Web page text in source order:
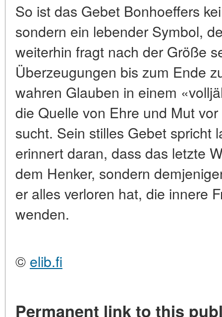
So ist das Gebet Bonhoeffers
sondern ein lebender Symbol,
weiterhin fragt nach der Größe
Überzeugungen bis zum Ende
wahren Glauben in einem
die Quelle von Ehre und Mut
sucht. Sein stilles Gebet spricht
erinnert daran, dass das letzte
dem Henker, sondern
er alles verloren hat, die innere
wenden.
© elib.fi
Permanent link to this